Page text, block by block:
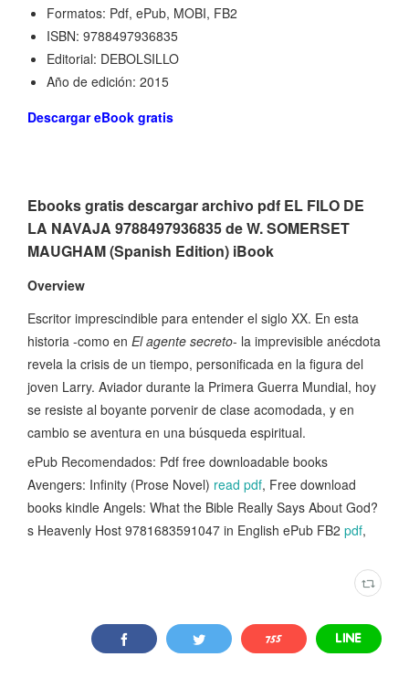
Formatos: Pdf, ePub, MOBI, FB2
ISBN: 9788497936835
Editorial: DEBOLSILLO
Año de edición: 2015
Descargar eBook gratis
Ebooks gratis descargar archivo pdf EL FILO DE
LA NAVAJA 9788497936835 de W. SOMERSET
MAUGHAM (Spanish Edition) iBook
Overview
Escritor imprescindible para entender el siglo XX. En esta
historia -como en El agente secreto- la imprevisible anécdota
revela la crisis de un tiempo, personificada en la figura del
joven Larry. Aviador durante la Primera Guerra Mundial, hoy
se resiste al boyante porvenir de clase acomodada, y en
cambio se aventura en una búsqueda espiritual.
ePub Recomendados: Pdf free downloadable books
Avengers: Infinity (Prose Novel) read pdf, Free download
books kindle Angels: What the Bible Really Says About God?
s Heavenly Host 9781683591047 in English ePub FB2 pdf,